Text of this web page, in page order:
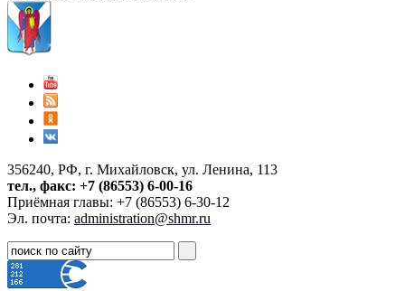
356240, РФ, г. Михайловск, ул. Ленина, 113
тел., факс: +7 (86553) 6-00-16
Приёмная главы: +7 (86553) 6-30-12
Эл. почта: administration@shmr.ru